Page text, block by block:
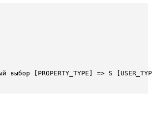
[PROPERTY_TYPE] => S